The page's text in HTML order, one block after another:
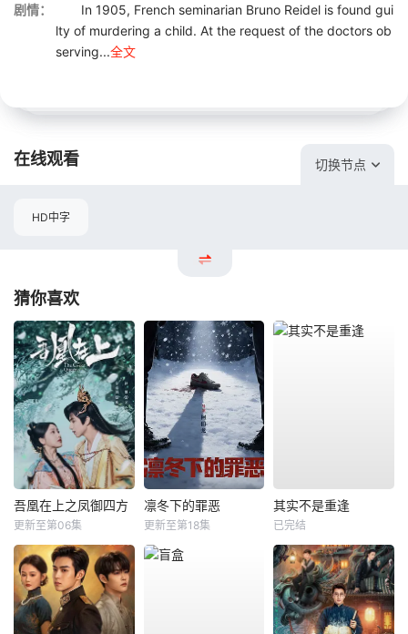
剧情：
In 1905, French seminarian Bruno Reidel is found gui
lty of murdering a child. At the request of the doctors ob
serving...全文
在线观看 切换节点
HD中字
猜你喜欢
吾凰在上之凤御四方
更新至第06集
凛冬下的罪恶
更新至第18集
其实不是重逢
已完结